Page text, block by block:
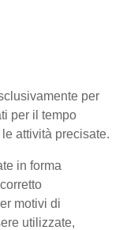
per
per il tempo
attività precisate.
in forma
motivi di
utilizzate,